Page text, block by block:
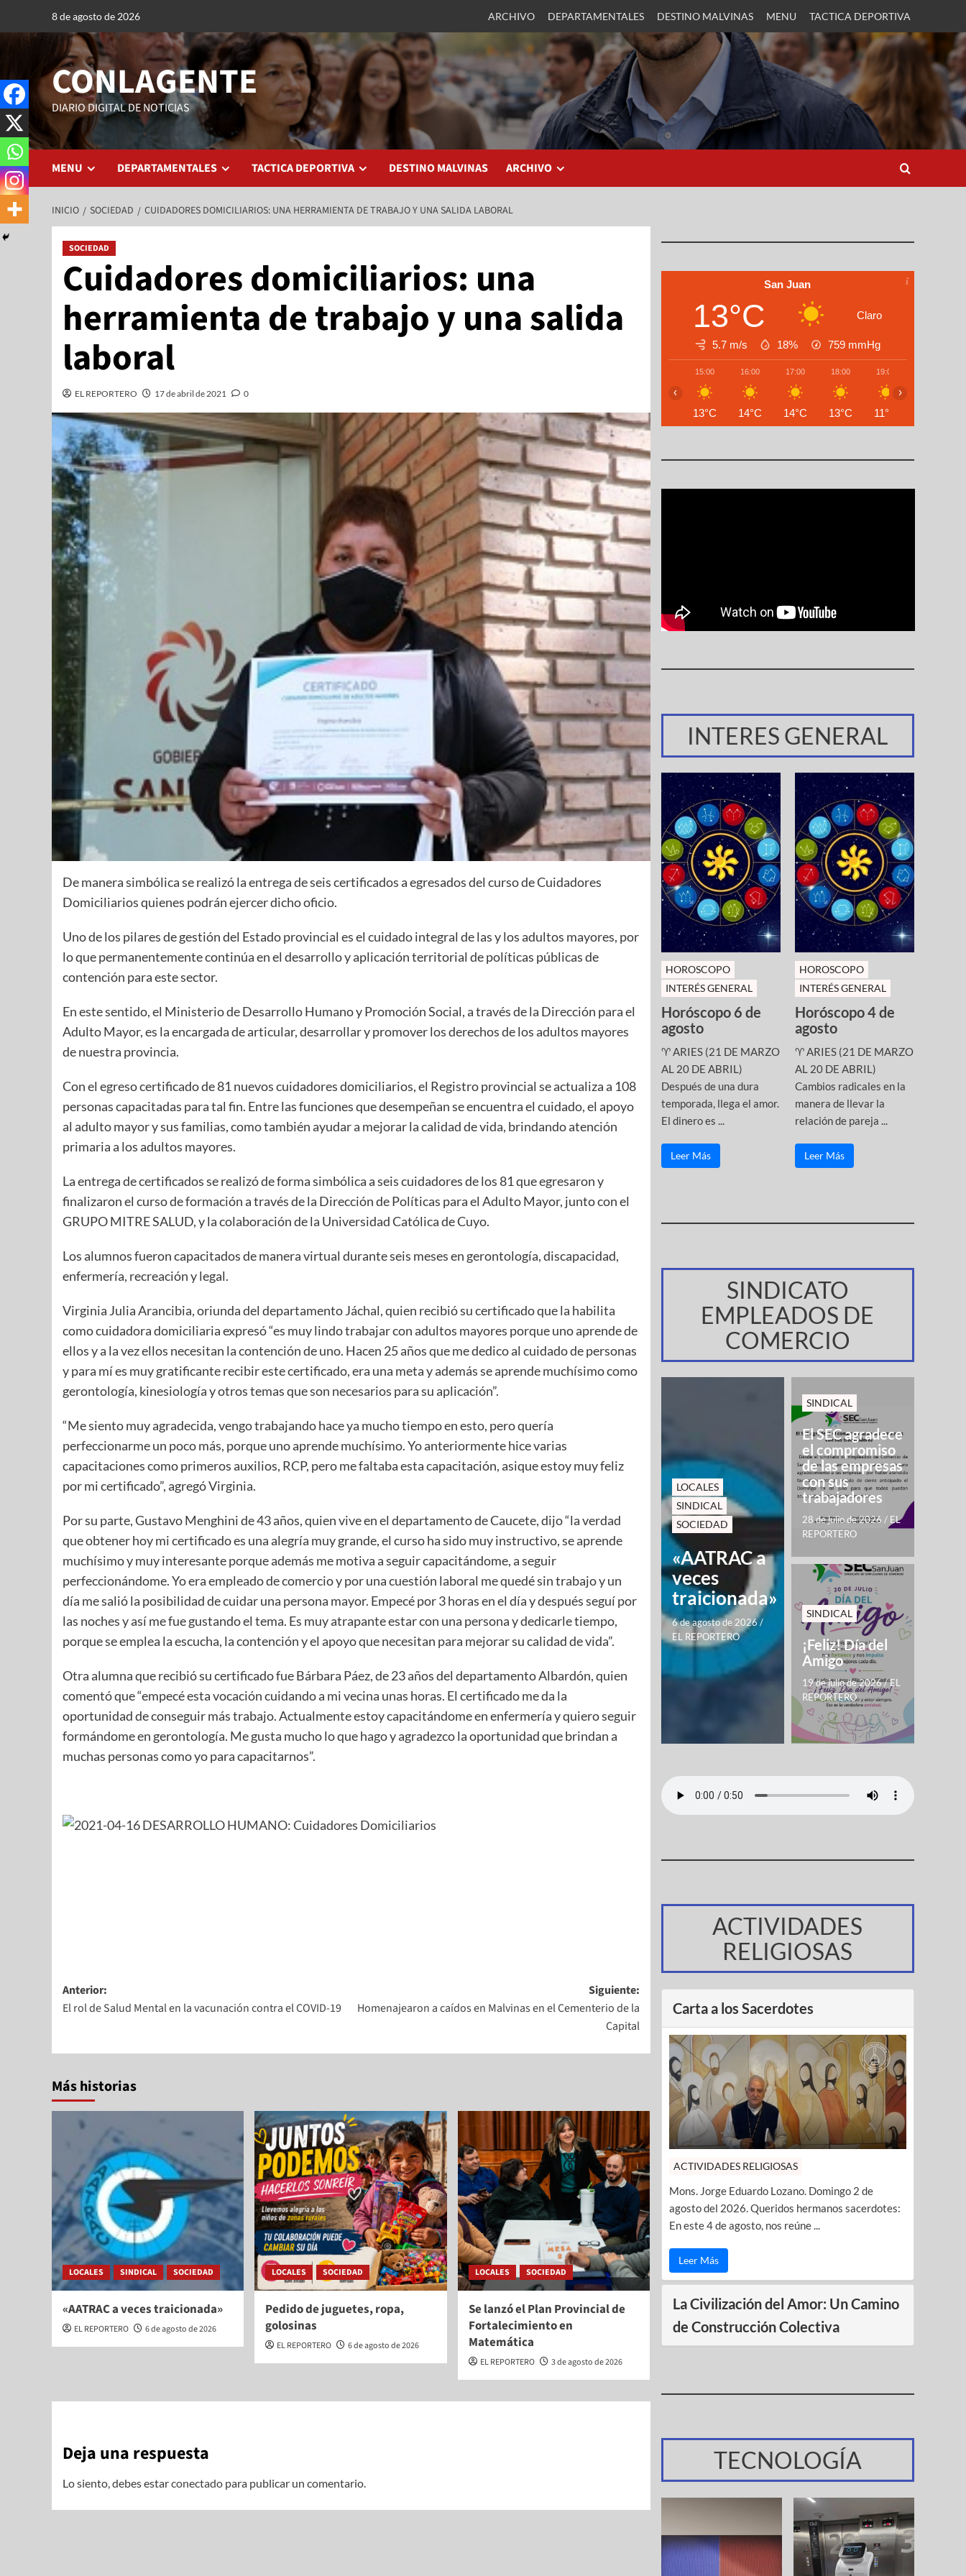
8 de agosto de 2026 ARCHIVO DEPARTAMENTALES DESTINO MALVINAS MENU TACTICA DEPORTIVA
CONLAGENTE
DIARIO DIGITAL DE NOTICIAS
MENU DEPARTAMENTALES TACTICA DEPORTIVA DESTINO MALVINAS ARCHIVO
INICIO SOCIEDAD CUIDADORES DOMICILIARIOS: UNA HERRAMIENTA DE TRABAJO Y UNA SALIDA LABORAL
SOCIEDAD
Cuidadores domiciliarios: una
herramienta de trabajo y una salida
laboral
EL REPORTERO 17 de abril de 2021 0
De manera simbólica se realizó la entrega de seis certificados a egresados del curso de Cuidadores
Domiciliarios quienes podrán ejercer dicho oficio.
Uno de los pilares de gestión del Estado provincial es el cuidado integral de las y los adultos mayores, por
lo que permanentemente continúa en el desarrollo y aplicación territorial de políticas públicas de
contención para este sector.
En este sentido, el Ministerio de Desarrollo Humano y Promoción Social, a través de la Dirección para el
Adulto Mayor, es la encargada de articular, desarrollar y promover los derechos de los adultos mayores
de nuestra provincia.
Con el egreso certificado de 81 nuevos cuidadores domiciliarios, el Registro provincial se actualiza a 108
personas capacitadas para tal fin. Entre las funciones que desempeñan se encuentra el cuidado, el apoyo
al adulto mayor y sus familias, como también ayudar a mejorar la calidad de vida, brindando atención
primaria a los adultos mayores.
La entrega de certificados se realizó de forma simbólica a seis cuidadores de los 81 que egresaron y
finalizaron el curso de formación a través de la Dirección de Políticas para el Adulto Mayor, junto con el
GRUPO MITRE SALUD, y la colaboración de la Universidad Católica de Cuyo.
Los alumnos fueron capacitados de manera virtual durante seis meses en gerontología, discapacidad,
enfermería, recreación y legal.
Virginia Julia Arancibia, oriunda del departamento Jáchal, quien recibió su certificado que la habilita
como cuidadora domiciliaria expresó “es muy lindo trabajar con adultos mayores porque uno aprende de
ellos y a la vez ellos necesitan la contención de uno. Hacen 25 años que me dedico al cuidado de personas
y para mí es muy gratificante recibir este certificado, era una meta y además se aprende muchísimo como
gerontología, kinesiología y otros temas que son necesarios para su aplicación”.
“Me siento muy agradecida, vengo trabajando hace ya mucho tiempo en esto, pero quería
perfeccionarme un poco más, porque uno aprende muchísimo. Yo anteriormente hice varias
capacitaciones como primeros auxilios, RCP, pero me faltaba esta capacitación, asique estoy muy feliz
por mi certificado”, agregó Virginia.
Por su parte, Gustavo Menghini de 43 años, quien vive en el departamento de Caucete, dijo “la verdad
que obtener hoy mi certificado es una alegría muy grande, el curso ha sido muy instructivo, se aprende
muchísimo y muy interesante porque además me motiva a seguir capacitándome, a seguir
perfeccionándome. Yo era empleado de comercio y por una cuestión laboral me quedé sin trabajo y un
día me salió la posibilidad de cuidar una persona mayor. Empecé por 3 horas en el día y después seguí por
las noches y así me fue gustando el tema. Es muy atrapante estar con una persona y dedicarle tiempo,
porque se emplea la escucha, la contención y el apoyo que necesitan para mejorar su calidad de vida”.
Otra alumna que recibió su certificado fue Bárbara Páez, de 23 años del departamento Albardón, quien
comentó que “empecé esta vocación cuidando a mi vecina unas horas. El certificado me da la
oportunidad de conseguir más trabajo. Actualmente estoy capacitándome en enfermería y quiero seguir
formándome en gerontología. Me gusta mucho lo que hago y agradezco la oportunidad que brindan a
muchas personas como yo para capacitarnos”.
Anterior:
El rol de Salud Mental en la vacunación contra el COVID-19
Siguiente:
Homenajearon a caídos en Malvinas en el Cementerio de la
Capital
Más historias
LOCALES SINDICAL SOCIEDAD
«AATRAC a veces traicionada»
EL REPORTERO 6 de agosto de 2026
LOCALES SOCIEDAD
Pedido de juguetes, ropa,
golosinas
EL REPORTERO 6 de agosto de 2026
LOCALES SOCIEDAD
Se lanzó el Plan Provincial de
Fortalecimiento en
Matemática
EL REPORTERO 3 de agosto de 2026
Deja una respuesta
Lo siento, debes estarconectado para publicar un comentario.
San Juan
13°C Claro
5.7 m/s 18% 759 mmHg
15:00
13°C
16:00
14°C
17:00
14°C
18:00
13°C
19:00
11°C
‹ ›
INTERES GENERAL
HOROSCOPO
INTERÉS GENERAL
Horóscopo 6 de
agosto
♈ ARIES (21 DE MARZO
AL 20 DE ABRIL)
Después de una dura
temporada, llega el amor.
El dinero es ...
Leer Más
HOROSCOPO
INTERÉS GENERAL
Horóscopo 4 de
agosto
♈ ARIES (21 DE MARZO
AL 20 DE ABRIL)
Cambios radicales en la
manera de llevar la
relación de pareja ...
Leer Más
SINDICATO
EMPLEADOS DE
COMERCIO
LOCALES
SINDICAL
SOCIEDAD
«AATRAC a
veces
traicionada»
6 de agosto de 2026/
EL REPORTERO
SINDICAL
El SEC agradece
el compromiso
de las empresas
con sus
trabajadores
28 de julio de 2026 / EL
REPORTERO
SINDICAL
¡Feliz! Día del
Amigo
19 de julio de 2026/EL
REPORTERO
ACTIVIDADES
RELIGIOSAS
Carta a los Sacerdotes
ACTIVIDADES RELIGIOSAS
Mons. Jorge Eduardo Lozano. Domingo 2 de
agosto del 2026. Queridos hermanos sacerdotes:
En este 4 de agosto, nos reúne ...
Leer Más
La Civilización del Amor: Un Camino
de Construcción Colectiva
TECNOLOGÍA